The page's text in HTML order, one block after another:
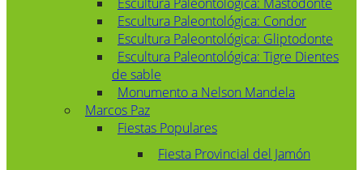
Escultura Paleontológica: Condor
Escultura Paleontológica: Gliptodonte
Escultura Paleontológica: Tigre Dientes
de sable
Monumento a Nelson Mandela
Marcos Paz
Fiestas Populares
Fiesta Provincial del Jamón